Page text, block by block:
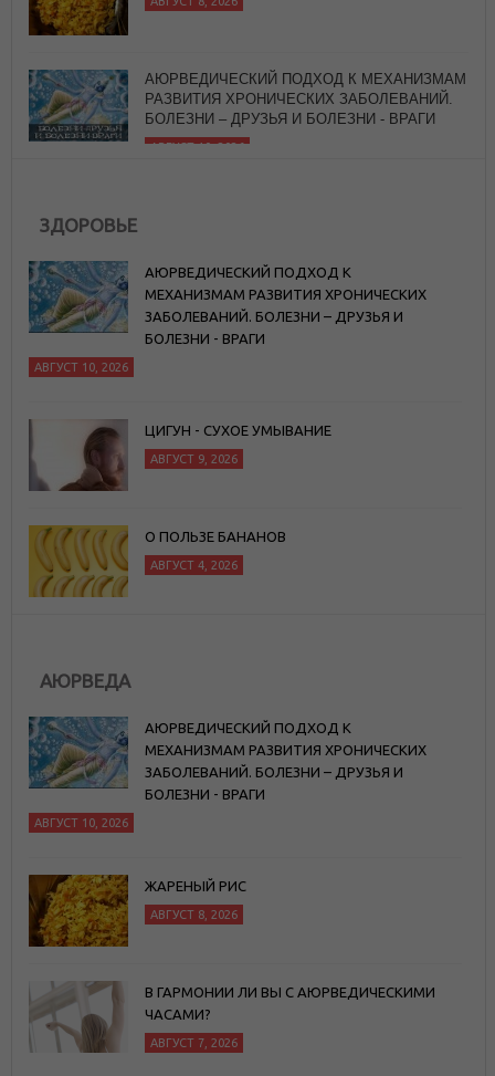
АЮРВЕДИЧЕСКИЙ ПОДХОД К МЕХАНИЗМАМ
РАЗВИТИЯ ХРОНИЧЕСКИХ ЗАБОЛЕВАНИЙ.
БОЛЕЗНИ – ДРУЗЬЯ И БОЛЕЗНИ - ВРАГИ
АВГУСТ 10, 2026
ЗДОРОВЬЕ
АЮРВЕДИЧЕСКИЙ ПОДХОД К
МЕХАНИЗМАМ РАЗВИТИЯ ХРОНИЧЕСКИХ
ЗАБОЛЕВАНИЙ. БОЛЕЗНИ – ДРУЗЬЯ И
БОЛЕЗНИ - ВРАГИ
АВГУСТ 10, 2026
ЦИГУН - СУХОЕ УМЫВАНИЕ
АВГУСТ 9, 2026
О ПОЛЬЗЕ БАНАНОВ
АВГУСТ 4, 2026
АЮРВЕДА
АЮРВЕДИЧЕСКИЙ ПОДХОД К
МЕХАНИЗМАМ РАЗВИТИЯ ХРОНИЧЕСКИХ
ЗАБОЛЕВАНИЙ. БОЛЕЗНИ – ДРУЗЬЯ И
БОЛЕЗНИ - ВРАГИ
АВГУСТ 10, 2026
ЖАРЕНЫЙ РИС
АВГУСТ 8, 2026
В ГАРМОНИИ ЛИ ВЫ С АЮРВЕДИЧЕСКИМИ
ЧАСАМИ?
АВГУСТ 7, 2026